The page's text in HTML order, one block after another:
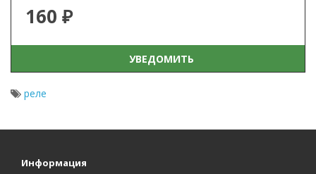
160 ₽
УВЕДОМИТЬ
реле
Информация